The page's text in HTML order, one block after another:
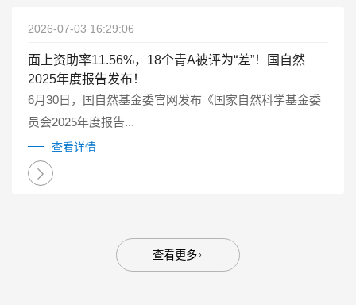
2026-07-03 16:29:06
面上资助率11.56%，18个青A被评为“差”！国自然
2025年度报告发布！
6月30日，国自然基金委官网发布《国家自然科学基金委
员会2025年度报告...
查看详情
查看更多